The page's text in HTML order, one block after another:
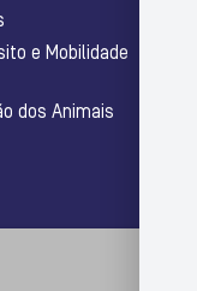
e Mobilidade
dos Animais